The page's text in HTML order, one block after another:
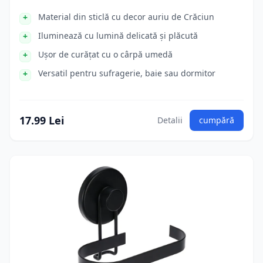
Material din sticlă cu decor auriu de Crăciun
Iluminează cu lumină delicată și plăcută
Ușor de curățat cu o cârpă umedă
Versatil pentru sufragerie, baie sau dormitor
17.99 Lei Detalii cumpără